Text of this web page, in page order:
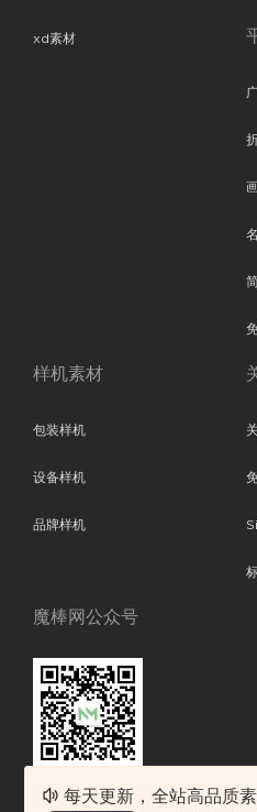
xd素材
样机素材
包装样机
设备样机
品牌样机
魔棒网公众号
每天更新，全站高品质